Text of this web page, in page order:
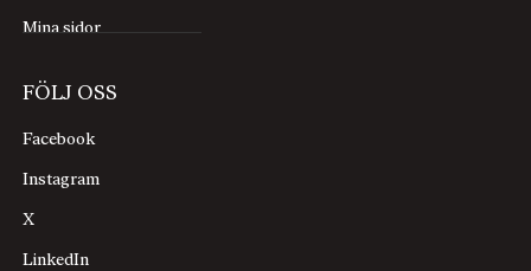
Mina sidor
FÖLJ OSS
Facebook
Instagram
X
LinkedIn